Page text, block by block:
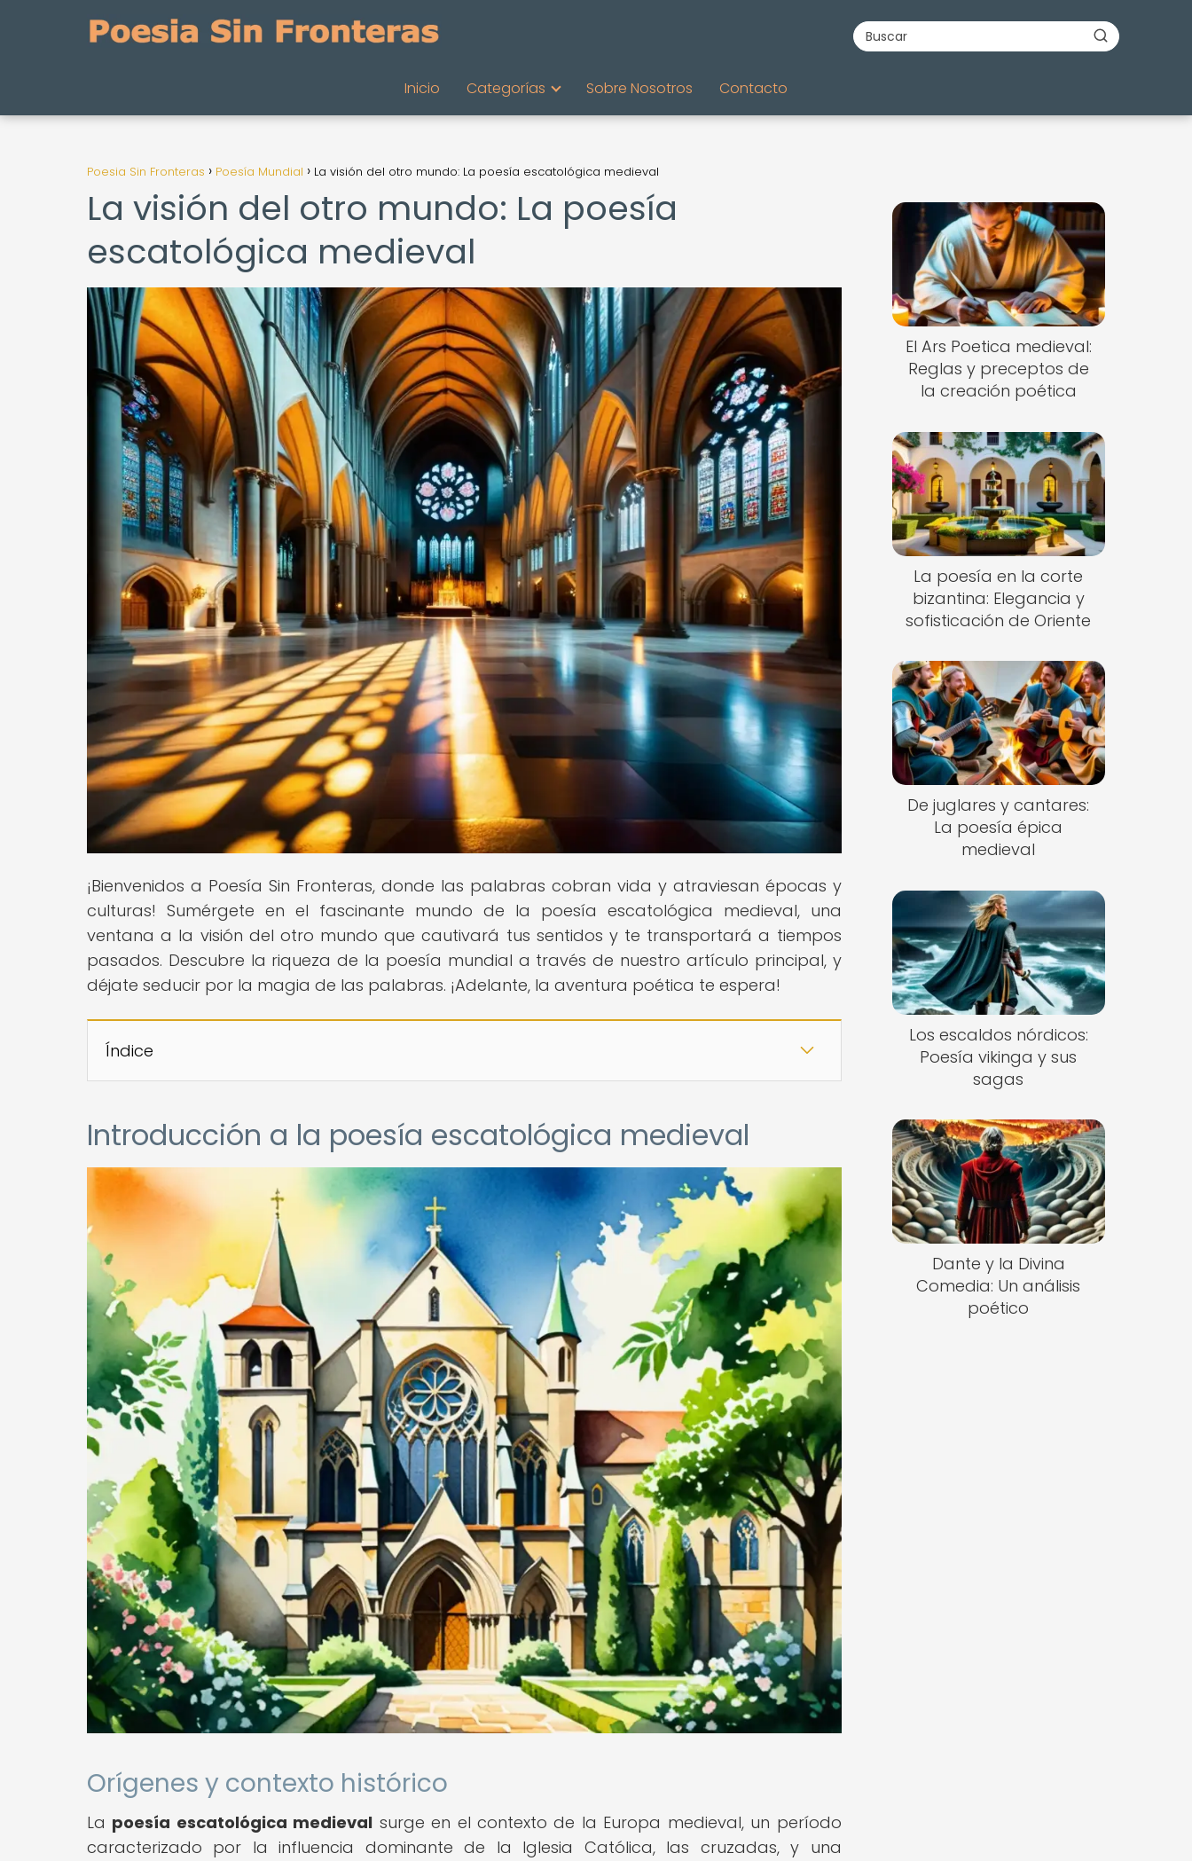
Inicio Categorías Sobre Nosotros Contacto
Poesia Sin Fronteras Poesía Mundial La visión del otro mundo: La poesía escatológica medieval
La visión del otro mundo: La poesía
escatológica medieval
¡Bienvenidos a Poesía Sin Fronteras, donde las palabras cobran vida y atraviesan épocas y
culturas! Sumérgete en el fascinante mundo de la poesía escatológica medieval, una
ventana a la visión del otro mundo que cautivará tus sentidos y te transportará a tiempos
pasados. Descubre la riqueza de la poesía mundial a través de nuestro artículo principal, y
déjate seducir por la magia de las palabras. ¡Adelante, la aventura poética te espera!
Índice
Introducción a la poesía escatológica medieval
Orígenes y contexto histórico
La poesía escatológica medieval surge en el contexto de la Europa medieval, un período
caracterizado por la influencia dominante de la Iglesia Católica, las cruzadas, y una
El Ars Poetica medieval:
Reglas y preceptos de
la creación poética
La poesía en la corte
bizantina: Elegancia y
sofisticación de Oriente
De juglares y cantares:
La poesía épica
medieval
Los escaldos nórdicos:
Poesía vikinga y sus
sagas
Dante y la Divina
Comedia: Un análisis
poético